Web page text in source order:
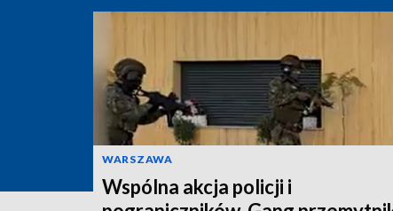
WARSZAWA
Wspólna akcja policji i